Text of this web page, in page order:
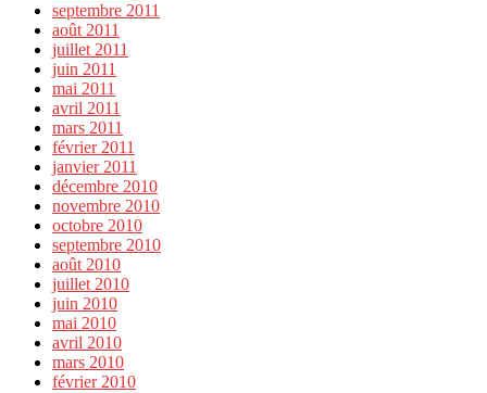
septembre 2011
août 2011
juillet 2011
juin 2011
mai 2011
avril 2011
mars 2011
février 2011
janvier 2011
décembre 2010
novembre 2010
octobre 2010
septembre 2010
août 2010
juillet 2010
juin 2010
mai 2010
avril 2010
mars 2010
février 2010